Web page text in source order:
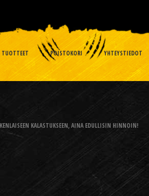
TUOTTEET POISTOKORI YHTEYSTIEDOT
KALASTUKSEEN, AINA EDULLISIN HINNOIN!